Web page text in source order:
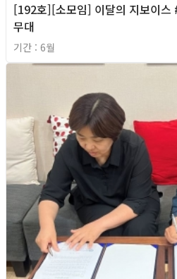
[192호][소모임] 이달의 지보이스
무대
기간 : 6월